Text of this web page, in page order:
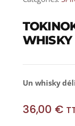
Un whisky
36,00 €